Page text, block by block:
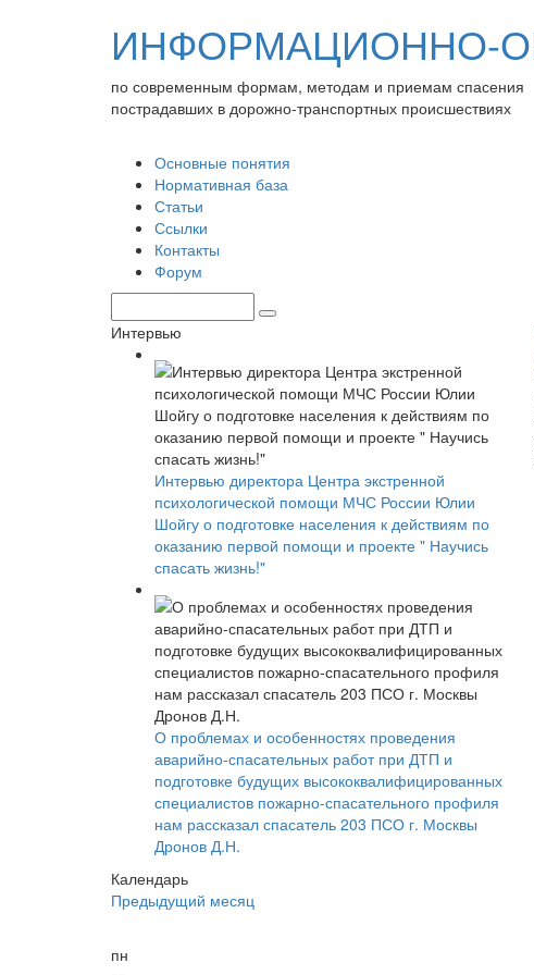
ИНФОРМАЦИОННО-
по современным формам, методам и приемам спасения
пострадавших в дорожно-транспортных происшествиях
Основные понятия
Нормативная база
Статьи
Ссылки
Контакты
Форум
Интервью
Интервью директора Центра экстренной
психологической помощи МЧС России Юлии
Шойгу о подготовке населения к действиям по
оказанию первой помощи и проекте " Научись
спасать жизнь!"
О проблемах и особенностях проведения
аварийно-спасательных работ при ДТП и
подготовке будущих высококвалифицированных
специалистов пожарно-спасательного профиля
нам рассказал спасатель 203 ПСО г. Москвы
Дронов Д.Н.
Календарь
Предыдущий месяц
пн